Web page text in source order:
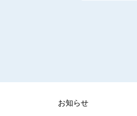
お知らせ